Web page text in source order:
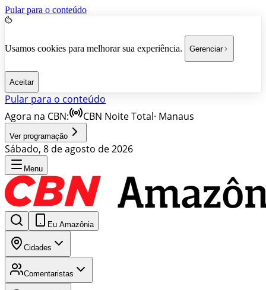
Pular para o conteúdo
Usamos cookies para melhorar sua experiência. Gerenciar
Aceitar
Pular para o conteúdo
Agora na CBN:
CBN Noite Total· Manaus
Ver programação
Sábado, 8 de agosto de 2026
Menu
Eu Amazônia
Cidades
Comentaristas